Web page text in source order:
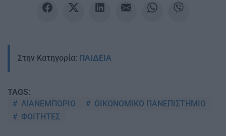
Στην Κατηγορία: ΠΑΙΔΕΙΑ
TAGS:
ΛΙΑΝΕΜΠΟΡΙΟ
ΟΙΚΟΝΟΜΙΚΟ ΠΑΝΕΠΙΣΤΗΜΙΟ
ΦΟΙΤΗΤΕΣ